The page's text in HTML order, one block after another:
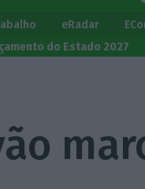
eRadar
do Estado 2027